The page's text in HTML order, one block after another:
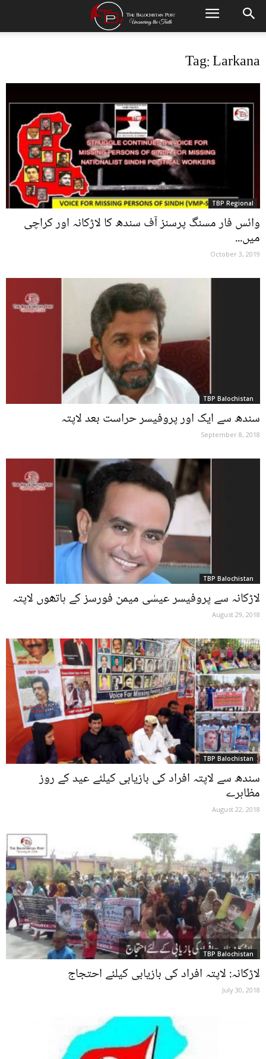
Tag: Larkana
TBP Regional
وائس فار مسنگ پرسنز آف سندھ کا لاڑکانہ اور کراچی
میں...
October 3, 2019
TBP Balochistan
سندھ سے ایک اور پروفیسر حراست بعد لاپتہ
September 8, 2018
TBP Balochistan
لاڑکانہ سے پروفیسر عیسٰی میمن فورسز کے ہاتھوں لاپتہ
August 29, 2018
TBP Balochistan
سندھ سے لاپتہ افراد کی بازیابی کیلئے عید کے روز
مظاہرے
August 22, 2018
TBP Balochistan
لاڑکانہ: لاپتہ افراد کی بازیابی کیلئے احتجاج
July 30, 2018